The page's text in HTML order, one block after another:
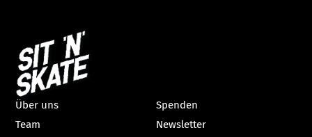
Über uns
Team
Spenden
Newsletter